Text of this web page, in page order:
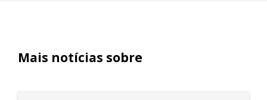
Mais notícias sobre